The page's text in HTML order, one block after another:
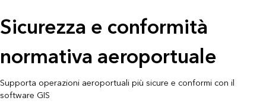
Sicurezza e conformità
normativa aeroportuale
Supporta operazioni aeroportuali più sicure e conformi con il
software GIS